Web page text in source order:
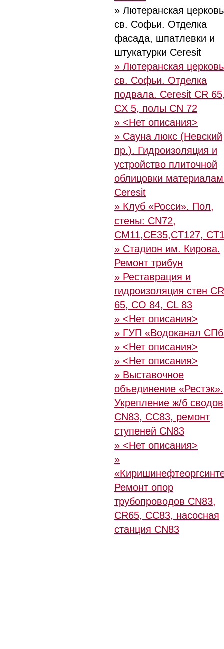
» Лютеранская церковь
св. Софьи. Отделка
фасада, шпатлевки и
штукатурки Ceresit
» Лютеранская церковь
св. Софьи. Отделка
подвала. Ceresit CR
CX 5, полы CN 72
» <Нет описания>
» Сауна люкс (Невский
пр.). Гидроизоляция и
устройство плиточной
облицовки
Ceresit
» Клуб «Росси». Пол,
стены: CN72,
CM11,CE35,CT127,
» Стадион им. Кирова.
Ремонт трибун
» Реставрация и
гидроизоляция стен CR
65, CO 84, CL 83
» <Нет описания>
» ГУП «Водоканал
» <Нет описания>
» <Нет описания>
» Выставочное
объединение «Рестэк».
Укрепление ж/б сводов
CN83, CC83, ремонт
ступеней CN83
» <Нет описания>
»
Ремонт опор
трубопроводов CN83,
CR65, CC83, насосная
станция CN83